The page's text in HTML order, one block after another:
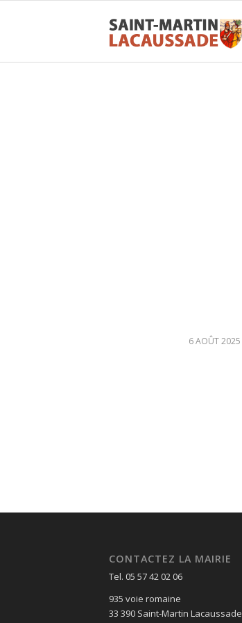
6 AOÛT 2025
CONTACTEZ LA MAIRIE
Tel. 05 57 42 02 06
935 voie romaine
33 390 Saint-Martin Lacaussade